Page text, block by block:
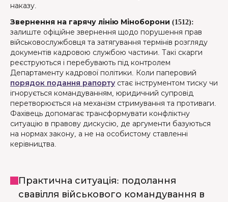
наказу.
Звернення на гарячу лінію Міноборони (1512):
залиште офіційне звернення щодо порушення прав
військовослужбовця та затягування термінів розгляду
документів кадровою службою частини. Такі скарги
реєструються і перебувають під контролем
Департаменту кадрової політики. Коли паперовий
порядок подання рапорту стає інструментом тиску чи
ігнорується командуванням, юридичний супровід
перетворюється на механізм стримування та противаги.
Фахівець допомагає трансформувати конфліктну
ситуацію в правову дискусію, де аргументи базуються
на нормах закону, а не на особистому ставленні
керівництва.
Практична ситуація: подолання
свавілля військового командування в